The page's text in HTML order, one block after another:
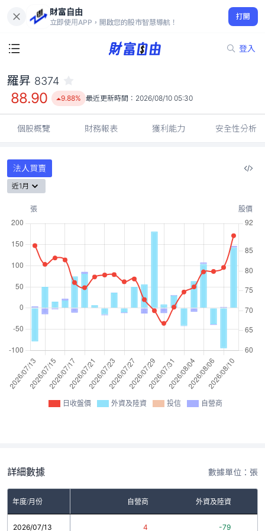
財富自由
立即使用APP，開啟您的股市智慧導航！
打開
登入
88.90
9.88%
羅昇 8374
88.90 9.88% 最近更新時間： 2026/08/10 05:30
個股概覽 財務報表 獲利能力 安全性分析
法人買賣
近1月
日收盤價 外資及陸資 投信 自營商
詳細數據 數據單位：張
年度/月份 自營商 外資及陸資
2026/07/13 4 -79